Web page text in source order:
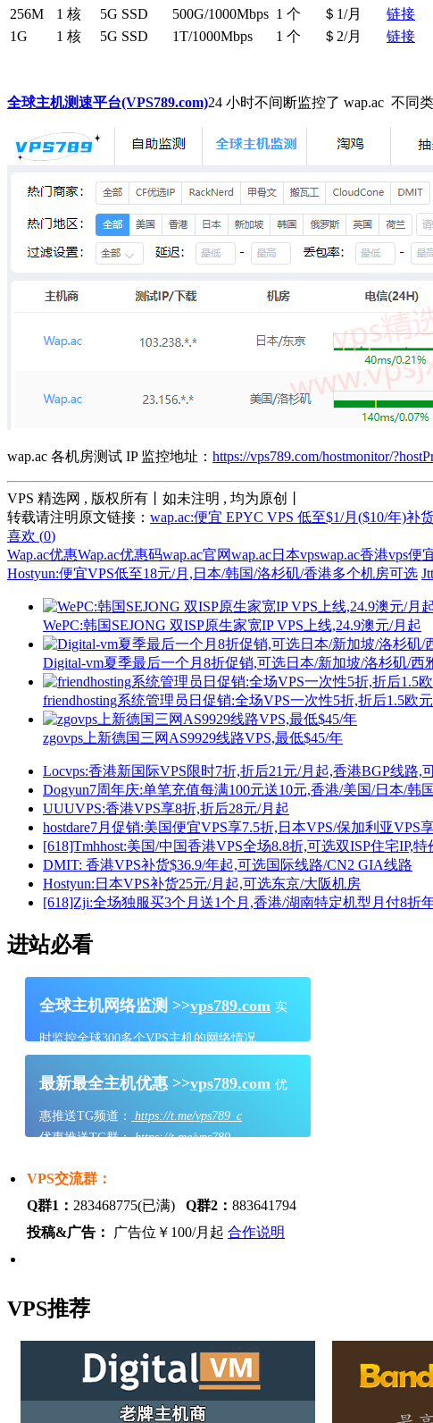
256M
1 核 5G SSD 500G/1000Mbps 1 个 ＄1/月
链接
1G
1 核 5G SSD 1T/1000Mbps 1 个 ＄2/月 链接
全球主机测速平台(VPS789.com)24 小时不间断监控了 wap.ac 不同
wap.ac 各机房测试 IP 监控地址： https://vps789.com/hostmonitor/
VPS 精选网 , 版权所有丨如未注明 , 均为原创丨
转载请注明原文链接： wap.ac:便宜 EPYC VPS 低至$1/月($10/年)补
喜欢 (0)
Wap.ac优惠Wap.ac优惠码wap.ac官网wap.ac日本vpswap.ac香港vps便
Hostyun:便宜VPS低至18元/月,日本/韩国/洛杉矶/香港多个机房可选
WePC:韩国SEJONG 双ISP原生家宽IP VPS上线,24.9澳元/月起
Digital-vm夏季最后一个月8折促销,可选日本/新加坡/洛杉矶/西
friendhosting系统管理员日促销:全场VPS一次性5折,折后1.5欧
zgovps上新德国三网AS9929线路VPS,最低$45/年
Locvps:香港新国际VPS限时7折,折后21元/月起,香港BGP线路,
Dogyun7周年庆:单笔充值每满100元送10元,香港/美国/日本/韩
UUUVPS:香港VPS享8折,折后28元/月起
hostdare7月促销:美国便宜VPS享7.5折,日本VPS/保加利亚VPS
[618]Tmhhost:美国/中国香港VPS全场8.8折,可选双ISP住宅IP,
DMIT: 香港VPS补货$36.9/年起,可选国际线路/CN2 GIA线路
Hostyun:日本VPS补货25元/月起,可选东京/大阪机房
[618]Zji:全场独服买3个月送1个月,香港/湖南特定机型月付8折
进站必看
全球主机网络监测 >>vps789.com 实
时监控全球300多个VPS主机的网络情况
最新最全主机优惠 >>vps789.com 优
惠推送TG频道：
https://t.me/vps789_c
优惠推送TG群：https://t.me/vps789
VPS交流群：
Q群1： 283468775(已满) Q群2： 883641794
投稿&广告：
广告位￥100/月起 合作说明
VPS推荐